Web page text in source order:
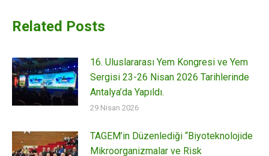
Related Posts
16. Uluslararası Yem Kongresi ve Yem
Sergisi 23-26 Nisan 2026 Tarihlerinde
Antalya’da Yapıldı.
29 Nisan 2026
TAGEM’in Düzenlediği “Biyoteknolojide
Mikroorganizmalar ve Risk